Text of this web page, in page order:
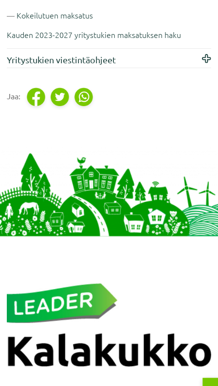
Kokeilutuen maksatus
Kauden 2023-2027 yritystukien maksatuksen haku
Yritystukien viestintäohjeet
Footer